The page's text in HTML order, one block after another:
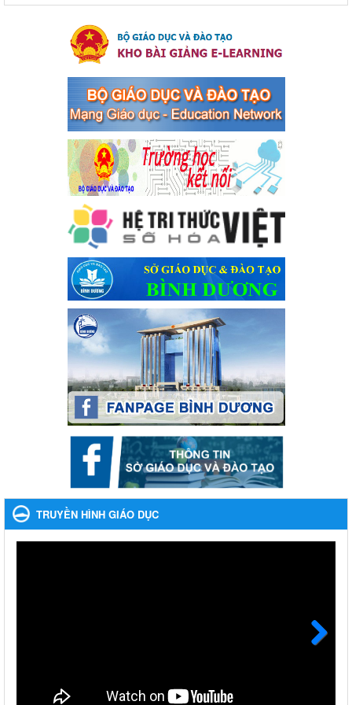
của Thủ tướng Chính phủ về tăng cường phòng ngừa, đấu
tranh tội phạm, vi phạm pháp luật liên quan đến hoạt động
tổ chức đánh bạc và đánh bạc
Kế hoạch thực hiện Chỉ thị số 16/CT-TTg ngày 27/05/2023 của
phạm, vi phạm pháp luật liên quan đến hoạt động tổ chức đánh
bạc và đánh bạc
Ngày ban hành: 04/03/2024
Kế hoạch Tổ chức Hội trại truyền thống học sinh thị xã Bến
Cát Lần thứ VIII, năm học 2023-2024
Kế hoạch Tổ chức Hội trại truyền thống học sinh thị xã Bến Cát
Lần thứ VIII, năm học 2023-2024
Ngày ban hành: 28/12/2023
Phối hợp rà soát nhu cầu tiêm vắc xin phòng Covid 19
Phối hợp rà soát nhu cầu tiêm vắc xin phòng Covid 19
Ngày ban hành: 22/11/2023
Phát động, triển khai Cuộc thi " An toàn giao thông cho nụ
cười ngày mai" dành cho học sinh và giáo viên trung học
năm học 2023-2024
Phát động, triển khai Cuộc thi " An toàn giao thông cho nụ cười
ngày mai" dành cho học sinh và giáo viên trung học năm học
Ngày ban hành: 22/11/2023
Nhắc nhỡ thực hiện thanh toán không dùng tiền mặt các
khoản thu trong nhà trường năm học 2023-2024 và các năm
Nhắc nhỡ thực hiện thanh toán không dùng tiền mặt các khoản
thu trong nhà trường năm học 2023-2024 và các năm tiếp theo
Ngày ban hành: 27/09/2023
bổng, hỗ trợ của Chương trình "Tiếp sức đến trường" năm
TRUYỀN HÌNH GIÁO DỤC